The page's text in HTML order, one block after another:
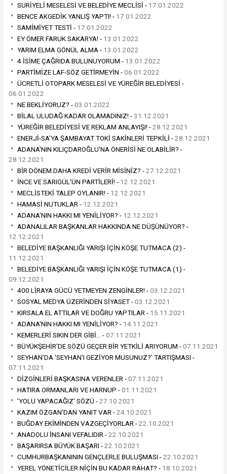
SURİYELİ MESELESİ VE BELEDİYE MECLİSİ - 17.01.2022
BENCE AKGEDİK YANLIŞ YAPTI! - 17.01.2022
SAMİMİYET TESTİ - 17.01.2022
EY ÖMER FARUK SAKARYA! - 13.01.2022
YARIM ELMA GÖNÜL ALMA - 13.01.2022
4 İSİME ÇAĞRIDA BULUNUYORUM - 13.01.2022
PARTİMİZE LAF-SÖZ GETİRMEYİN -06.01.2022
ÜCRETLİ OTOPARK MESELESİ VE YÜREĞİR BELEDİYESİ -
06.01.2022
NE BEKLİYORUZ? -03.01.2022
BİLAL ULUDAĞ KADAR OLAMADINIZ! -31.12.2021
YÜREĞİR BELEDİYESİ VE REKLAM ANLAYIŞI! -28.12.2021
ENERJİ-SA'YA ŞAMBAYAT TOKİ SAKİNLERİ TEPKİLİ -28.12.2021
ADANA'NIN KILIÇDAROĞLU'NA ÖNERİSİ NE OLABİLİR? -
28.12.2021
BİR DÖNEM DAHA KREDİ VERİR MİSİNİZ? -27.12.2021
İNCE VE SARIGÜL'ÜN PARTİLERİ! - 12.12.2021
MECLİSTEKİ TALEP OYLANIR! - 12.12.2021
HAMASİ NUTUKLAR - 12.12.2021
ADANA'NIN HAKKI MI YENİLİYOR? - 12.12.2021
ADANALILAR BAŞKANLAR HAKKINDA NE DÜŞÜNÜYOR? -
12.12.2021
BELEDİYE BAŞKANLIĞI YARIŞI İÇİN KÖŞE TUTMACA (2) -
11.12.2021
BELEDİYE BAŞKANLIĞI YARIŞI İÇİN KÖŞE TUTMACA (1) -
09.12.2021
400 LİRAYA GÜCÜ YETMEYEN ZENGİNLER! -03.12.2021
SOSYAL MEDYA ÜZERİNDEN SİYASET -03.12.2021
KIRSALA EL ATTILAR VE DOĞRU YAPTILAR - 15.11.2021
ADANA'NIN HAKKI MI YENİLİYOR? - 14.11.2021
KEMERLERİ SIKIN DER GİBİ… -07.11.2021
BÜYÜKŞEHİR'DE SÖZÜ GEÇER BİR YETKİLİ ARIYORUM -07.11.2021
SEYHAN'DA 'SEYHAN'I GEZİYOR MUSUNUZ?' TARTIŞMASI -
07.11.2021
DİZGİNLERİ BAŞKASINA VERENLER -07.11.2021
HATIRA ORMANLARI VE HARNUP -01.11.2021
'YOLU YAPACAĞIZ' SÖZÜ -27.10.2021
KAZIM ÖZGAN'DAN YANIT VAR -24.10.2021
BUĞDAY EKİMİNDEN VAZGEÇİYORLAR -22.10.2021
ANADOLU İNSANI VEFALIDIR -22.10.2021
BAŞARIRSA BÜYÜK BAŞARI -22.10.2021
CUMHURBAŞKANININ GENÇLERLE BULUŞMASI -22.10.2021
YEREL YÖNETİCİLER NİÇİN BU KADAR RAHAT? - 18.10.2021